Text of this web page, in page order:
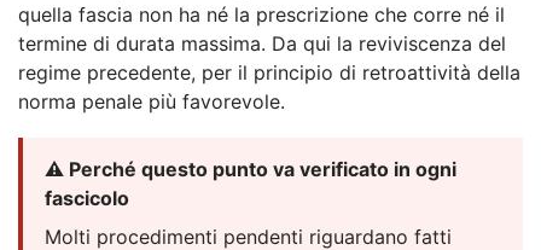
quella fascia non ha né la prescrizione che corre né il
termine di durata massima. Da qui la reviviscenza del
regime precedente, per il principio di retroattività della
norma penale più favorevole.
⚠️ Perché questo punto va verificato in ogni
fascicolo
Molti procedimenti pendenti riguardano fatti